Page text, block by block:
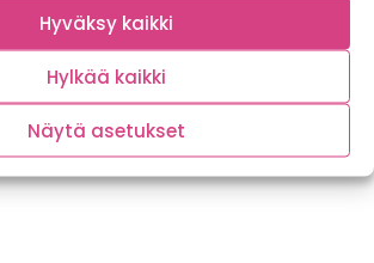
Hyväksy kaikki
Hylkää kaikki
Näytä asetukset
ruokavalioon pienissä määrin.
ruokavaliossa.